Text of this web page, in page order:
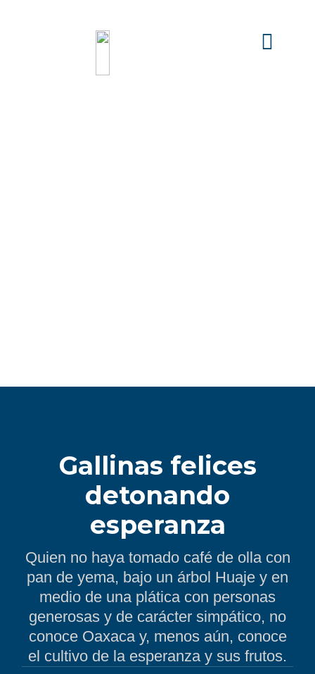
Gallinas felices
detonando
esperanza
Quien no haya tomado café de olla con
pan de yema, bajo un árbol Huaje y en
medio de una plática con personas
generosas y de carácter simpático, no
conoce Oaxaca y, menos aún, conoce
el cultivo de la esperanza y sus frutos.